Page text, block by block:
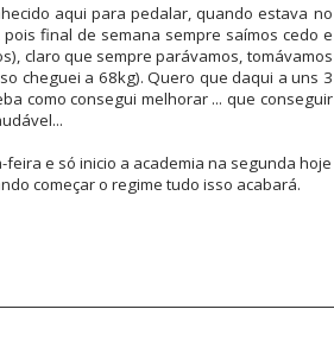
aqui para pedalar, quando estava no
final de semana sempre saímos cedo e
claro que sempre parávamos, tomávamos
cheguei a 68kg). Quero que daqui a uns 3
como consegui melhorar ... que conseguir
e só inicio a academia na segunda hoje
começar o regime tudo isso acabará.